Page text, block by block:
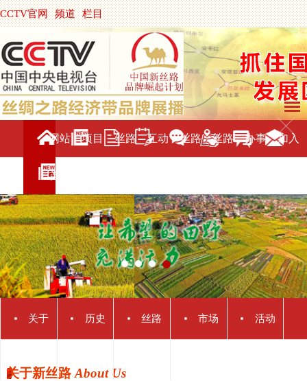
CCTV官网 频道 栏目
主持人 节目单
央视影音 | 中国搜索
网站
首页
项目 丝路 互动 丝路 丝路 办事 加入
关于 历史 丝路 市场 活动
关于新丝路 About Us